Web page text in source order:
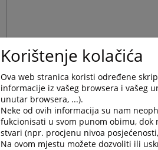
Korištenje kolačića
Ova web stranica koristi određene
informacije iz vašeg browsera i vašeg
unutar browsera, ...).
Neke od ovih informacija su nam
fukcionisati u svom punom obimu,
stvari (npr. procjenu nivoa
Na ovom mjestu možete dozvoliti ili